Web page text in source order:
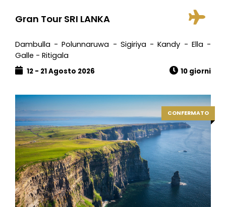
Gran Tour SRI LANKA
Dambulla - Polunnaruwa - Sigiriya - Kandy - Ella -
Galle - Ritigala
12 - 21 Agosto 2026 10 giorni
CONFERMATO